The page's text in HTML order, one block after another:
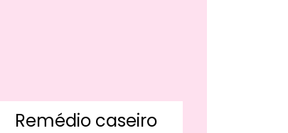
Remédio caseiro